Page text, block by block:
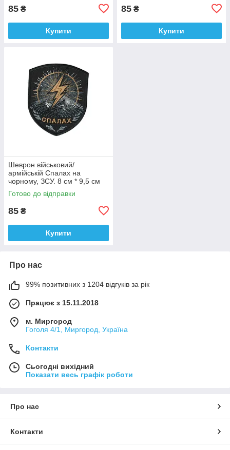
85 ₴
Купити
85 ₴
Купити
Шеврон військовий/
армійській Спалах на
чорному, ЗСУ. 8 см * 9,5 см
Готово до відправки
85 ₴
Купити
Про нас
99% позитивних з 1204 відгуків за рік
Працює з 15.11.2018
м. Миргород
Гоголя 4/1, Миргород, Україна
Контакти
Сьогодні вихідний
Показати весь графік роботи
Про нас
Контакти